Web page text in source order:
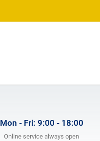
Mon - Fri: 9:00 - 18:00
Online service always open